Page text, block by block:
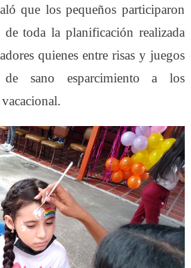
que los pequeños participaron
toda la planificación realizada
quienes entre risas y juegos
sano esparcimiento a los